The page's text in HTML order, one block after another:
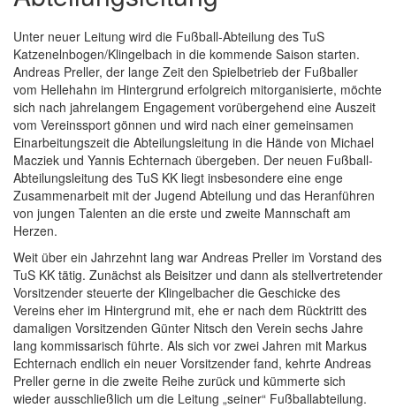
Unter neuer Leitung wird die Fußball-Abteilung des TuS
Katzenelnbogen/Klingelbach in die kommende Saison starten.
Andreas Preller, der lange Zeit den Spielbetrieb der Fußballer
vom Hellehahn im Hintergrund erfolgreich mitorganisierte, möchte
sich nach jahrelangem Engagement vorübergehend eine Auszeit
vom Vereinssport gönnen und wird nach einer gemeinsamen
Einarbeitungszeit die Abteilungsleitung in die Hände von Michael
Macziek und Yannis Echternach übergeben. Der neuen Fußball-
Abteilungsleitung des TuS KK liegt insbesondere eine enge
Zusammenarbeit mit der Jugend Abteilung und das Heranführen
von jungen Talenten an die erste und zweite Mannschaft am
Herzen.
Weit über ein Jahrzehnt lang war Andreas Preller im Vorstand des
TuS KK tätig. Zunächst als Beisitzer und dann als stellvertretender
Vorsitzender steuerte der Klingelbacher die Geschicke des
Vereins eher im Hintergrund mit, ehe er nach dem Rücktritt des
damaligen Vorsitzenden Günter Nitsch den Verein sechs Jahre
lang kommissarisch führte. Als sich vor zwei Jahren mit Markus
Echternach endlich ein neuer Vorsitzender fand, kehrte Andreas
Preller gerne in die zweite Reihe zurück und kümmerte sich
wieder ausschließlich um die Leitung „seiner“ Fußballabteilung.